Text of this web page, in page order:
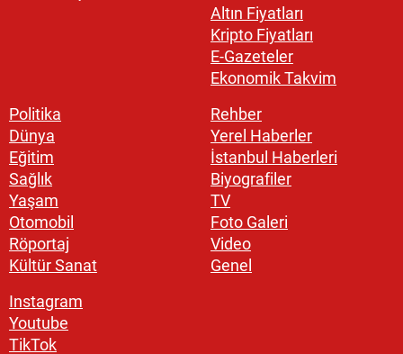
Altın Fiyatları
Kripto Fiyatları
E-Gazeteler
Ekonomik Takvim
Politika
Dünya
Eğitim
Sağlık
Yaşam
Otomobil
Röportaj
Kültür Sanat
Rehber
Yerel Haberler
İstanbul Haberleri
Biyografiler
TV
Foto Galeri
Video
Genel
Instagram
Youtube
TikTok